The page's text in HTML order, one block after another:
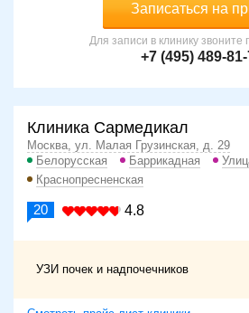
Записаться на
Для записи в клинику звоните
+7 (495) 489-
Клиника Сармедикал
Москва, ул. Малая Грузинская, д. 29
Белорусская
Баррикадная
Краснопресненская
20 4.8
УЗИ почек и надпочечников